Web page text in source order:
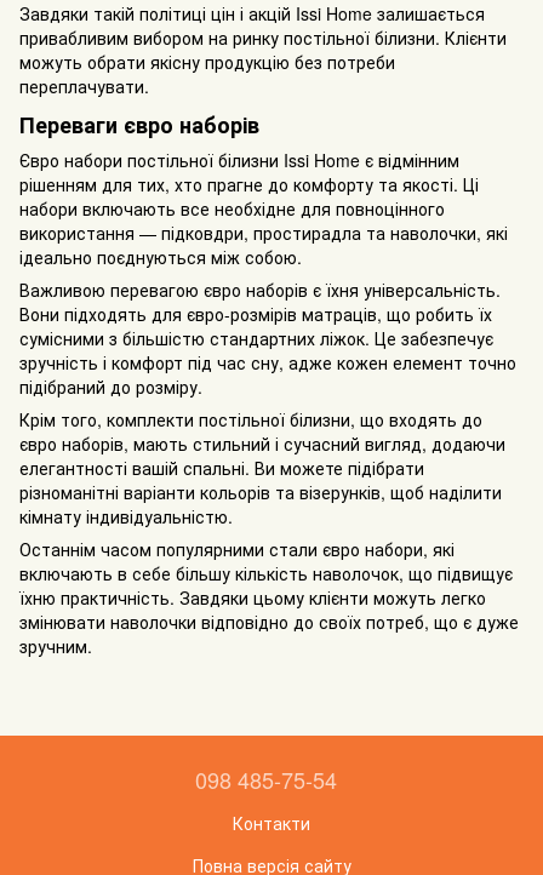
Завдяки такій політиці цін і акцій Issi Home залишається
привабливим вибором на ринку постільної білизни. Клієнти
можуть обрати якісну продукцію без потреби
переплачувати.
Переваги євро наборів
Євро набори постільної білизни Issi Home є відмінним
рішенням для тих, хто прагне до комфорту та якості. Ці
набори включають все необхідне для повноцінного
використання — підковдри, простирадла та наволочки, які
ідеально поєднуються між собою.
Важливою перевагою євро наборів є їхня універсальність.
Вони підходять для євро-розмірів матраців, що робить їх
сумісними з більшістю стандартних ліжок. Це забезпечує
зручність і комфорт під час сну, адже кожен елемент точно
підібраний до розміру.
Крім того, комплекти постільної білизни, що входять до
євро наборів, мають стильний і сучасний вигляд, додаючи
елегантності вашій спальні. Ви можете підібрати
різноманітні варіанти кольорів та візерунків, щоб наділити
кімнату індивідуальністю.
Останнім часом популярними стали євро набори, які
включають в себе більшу кількість наволочок, що підвищує
їхню практичність. Завдяки цьому клієнти можуть легко
змінювати наволочки відповідно до своїх потреб, що є дуже
зручним.
098 485-75-54
Контакти
Повна версія сайту